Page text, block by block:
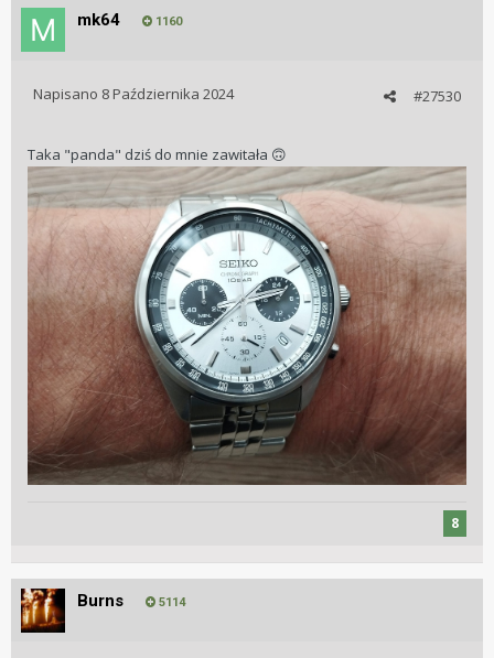
mk64 1160
#27530
Napisano 8 Października 2024
Taka "panda" dziś do mnie zawitała 🙃
8
Burns 5114